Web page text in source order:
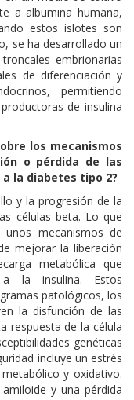
a albumina humana,
estos islotes son
se ha desarrollado un
embrionarias
de diferenciación y
permitiendo
de insulina
los mecanismos
o pérdida de las
la diabetes tipo 2?
y la progresión de la
células beta. Lo que
mecanismos de
mejorar la liberación
metabólica que
la insulina. Estos
patológicos, los
la disfunción de las
respuesta de la célula
genéticas
incluye un estrés
y oxidativo.
y una pérdida